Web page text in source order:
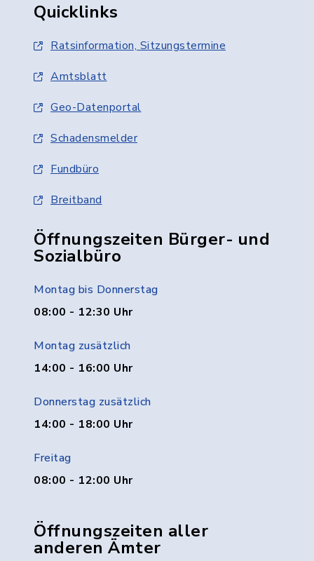
Quicklinks
Ratsinformation, Sitzungstermine
Amtsblatt
Geo-Datenportal
Schadensmelder
Fundbüro
Breitband
Öffnungszeiten Bürger- und
Sozialbüro
Montag bis Donnerstag
08:00 - 12:30 Uhr
Montag zusätzlich
14:00 - 16:00 Uhr
Donnerstag zusätzlich
14:00 - 18:00 Uhr
Freitag
08:00 - 12:00 Uhr
Öffnungszeiten aller
anderen Ämter